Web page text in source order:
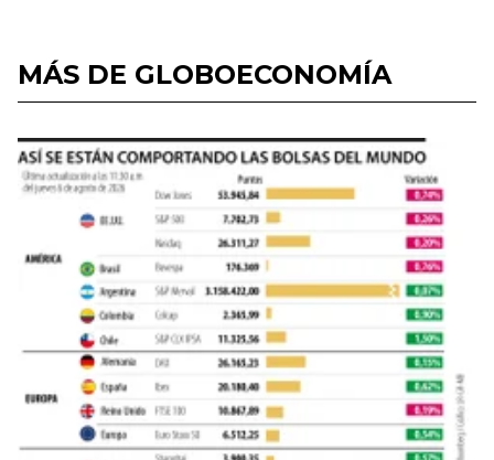
MÁS DE GLOBOECONOMÍA